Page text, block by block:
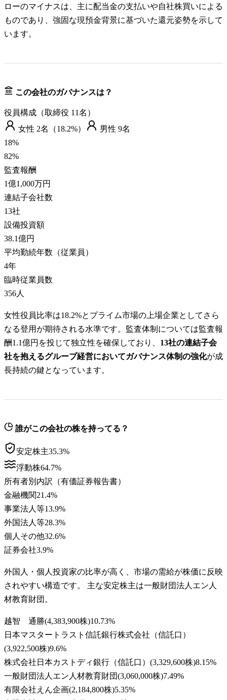
ローのマイナスは、主に配当金の支払いや自社株買いによる
ものであり、強固な現預金背景に基づいた還元姿勢を示して
います。
この会社のガバナンスは？
役員構成（取締役 11名）
女性 2名（18.2%） 男性 9名
18%
82%
監査報酬
1億1,000万円
連結子会社数
13社
設備投資額
38.1億円
平均勤続年数（従業員）
4年
臨時従業員数
356人
女性役員比率は18.2%とプライム市場の上場企業としてさら
なる登用が期待される水準です。監査体制については監査報
酬1.1億円を投じて独立性を確保しており、 13社の連結子会
社を抱えるグループ経営においてガバナンス体制の強化が成
長持続の鍵となっています。
誰がこの会社の株を持ってる？
安定株主35.3%
浮動株64.7%
所有者別内訳（有価証券報告書）
金融機関21.4%
事業法人等13.9%
外国法人等28.3%
個人その他32.6%
証券会社3.9%
外国人・個人投資家の比率が高く、市場の需給が株価に反映
されやすい構造です。 主な安定株主は一般財団法人エン人
材教育財団。
越智 通勝(4,383,900株)10.73%
日本マスタートラスト信託銀行株式会社（信託口）
(3,922,500株)9.6%
株式会社日本カストディ銀行（信託口） (3,329,600株)8.15%
一般財団法人エン人材教育財団(3,060,000株)7.49%
有限会社えん企画(2,184,800株)5.35%